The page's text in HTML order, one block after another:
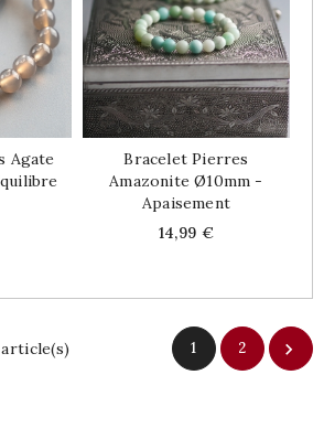
Agate
Bracelet Pierres
Amazonite Ø10mm -
Apaisement
Price
14,99 €
1 2 